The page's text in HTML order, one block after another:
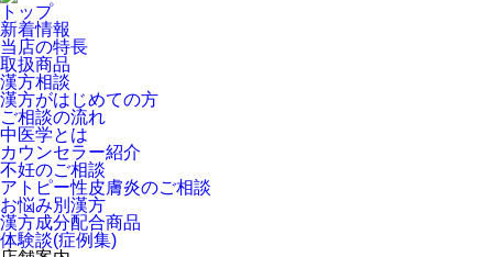
トップ
新着情報
当店の特長
取扱商品
漢方相談
漢方がはじめての方
ご相談の流れ
中医学とは
カウンセラー紹介
不妊のご相談
アトピー性皮膚炎のご相談
お悩み別漢方
漢方成分配合商品
体験談(症例集)